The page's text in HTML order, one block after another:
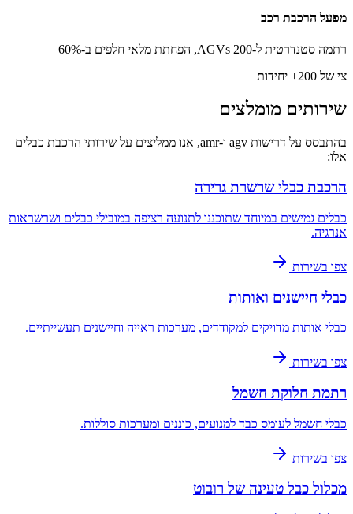
מפעל הרכבת רכב
רתמה סטנדרטית ל-200 AGVs, הפחתת מלאי חלפים ב-60%
צי של 200+ יחידות
שירותים מומלצים
בהתבסס על דרישות agv ו-amr, אנו ממליצים על שירותי הרכבת כבלים
אלו:
הרכבת כבלי שרשרת גרירה
כבלים גמישים במיוחד שתוכננו לתנועה רציפה במובילי כבלים ושרשראות
אנרגיה.
צפו בשירות
כבלי חיישנים ואותות
כבלי אותות מדויקים למקודדים, מערכות ראייה וחיישנים תעשייתיים.
צפו בשירות
רתמת חלוקת חשמל
כבלי חשמל לעומס כבד למנועים, כוננים ומערכות סוללות.
צפו בשירות
מכלול כבל טעינה של רובוט